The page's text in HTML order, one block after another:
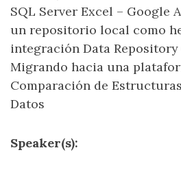
SQL Server Excel – Google
un repositorio local como
integración Data
Migrando hacia una
Comparación de
Datos
Speaker(s):